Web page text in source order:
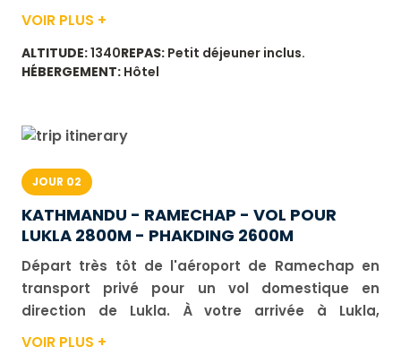
transfert à votre hôtel *** étoiles, situé au cœur
en commun avec votre guide népalais qui vous
accompagnera tout au long du trekking.
VOIR PLUS +
ALTITUDE:1340REPAS: Petit déjeuner inclus.
HÉBERGEMENT: Hôtel
JOUR 02
KATHMANDU - RAMECHAP - VOL POUR
LUKLA 2800M - PHAKDING 2600M
Départ très tôt de l'aéroport de Ramechap en
transport privé pour un vol domestique en
direction de Lukla. À votre arrivée à Lukla,
organisation des charges avec les sherpas et
VOIR PLUS +